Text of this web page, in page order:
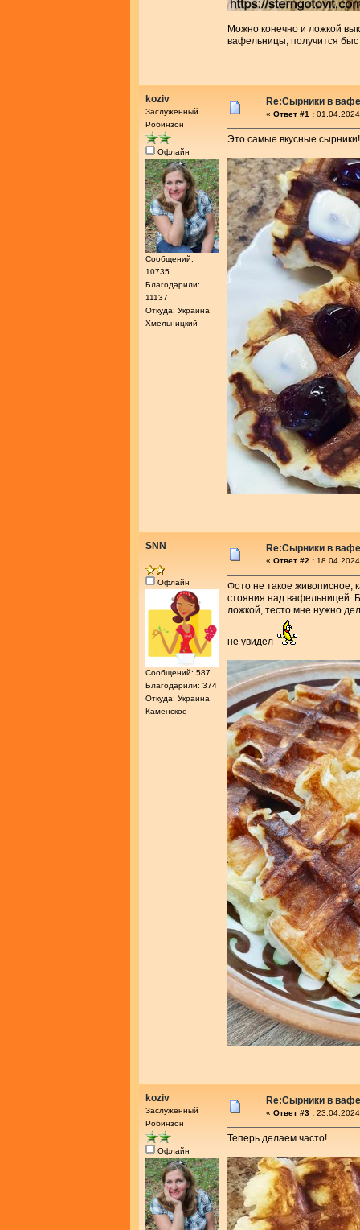
Можно конечно и ложкой
вафельницы, получится
koziv
Заслуженный
Робинзон
Офлайн
Сообщений:
10735
Благодарили:
11137
Откуда: Украина,
Хмельницкий
Re:Сырники в
« Ответ #1 :
Это самые вкусные
SNN
Офлайн
Сообщений: 587
Благодарили: 374
Откуда: Украина,
Каменское
Re:Сырники в
« Ответ #2 :
Фото не такое живописное,
стояния над вафельницей.
ложкой, тесто мне нужно
не увидел
koziv
Заслуженный
Робинзон
Офлайн
Re:Сырники в
« Ответ #3 :
Теперь делаем часто!